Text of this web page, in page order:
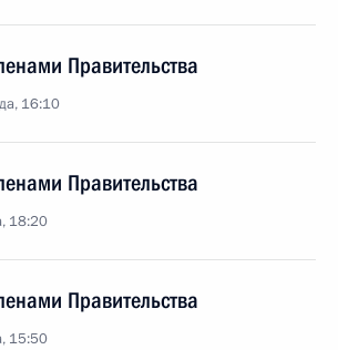
Правительства
16:10
Правительства
18:20
Правительства
15:50